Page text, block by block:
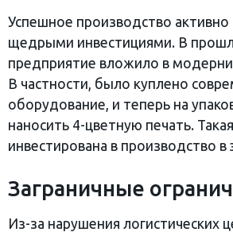
Успешное производство
щедрыми инвестициями. В
предприятие вложило в
В частности, было куплено
оборудование, и теперь на
наносить 4-цветную печать.
инвестирована в производство в
Заграничные
Из-за нарушения логистических